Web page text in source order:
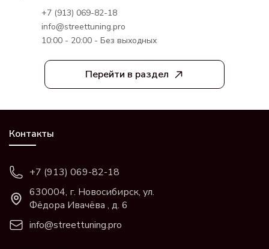
Перейти в раздел
+7 (913) 069-82-18
info@streettuning.pro
10:00 - 20:00 - Без выходных
Контакты
+7 (913) 069-82-18
630004, г. Новосибирск, ул.
Фёдора Ивачёва , д. 6
info@streettuning.pro